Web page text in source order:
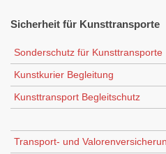
Sicherheit für Kunsttransporte
Sonderschutz für Kunsttransporte
Kunstkurier Begleitung
Kunsttransport Begleitschutz
Transport- und